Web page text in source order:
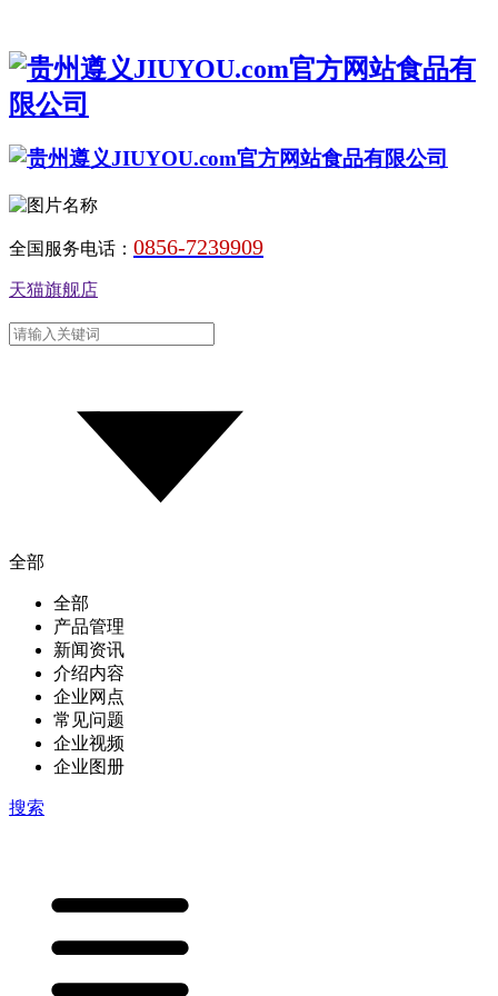
全国服务电话： 0856-7239909
天猫旗舰店
全部
全部
产品管理
新闻资讯
介绍内容
企业网点
常见问题
企业视频
企业图册
搜索